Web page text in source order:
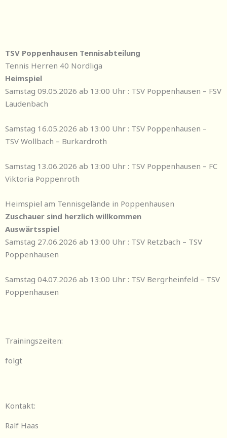
TSV Poppenhausen Tennisabteilung
Tennis Herren 40 Nordliga
Heimspiel
Samstag 09.05.2026 ab 13:00 Uhr : TSV Poppenhausen – FSV
Laudenbach
Samstag 16.05.2026 ab 13:00 Uhr : TSV Poppenhausen –
TSV Wollbach – Burkardroth
Samstag 13.06.2026 ab 13:00 Uhr : TSV Poppenhausen – FC
Viktoria Poppenroth
Heimspiel am Tennisgelände in Poppenhausen
Zuschauer sind herzlich willkommen
Auswärtsspiel
Samstag 27.06.2026 ab 13:00 Uhr : TSV Retzbach – TSV
Poppenhausen
Samstag 04.07.2026 ab 13:00 Uhr : TSV Bergrheinfeld – TSV
Poppenhausen
Trainingszeiten:
folgt
Kontakt:
Ralf Haas